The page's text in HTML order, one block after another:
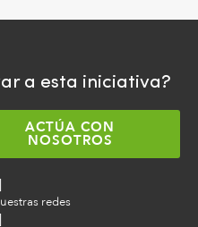
a esta iniciativa?
ACTÚA CON
NOSOTROS
redes